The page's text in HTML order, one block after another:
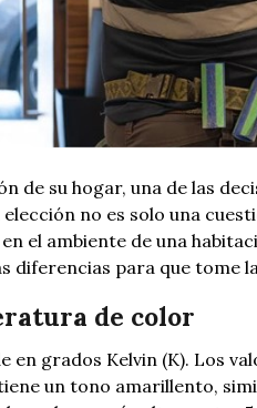
de su hogar, una de las
elección no es solo una
el ambiente de una
diferencias para que tome
de color
grados Kelvin (K). Los
un tono amarillento,